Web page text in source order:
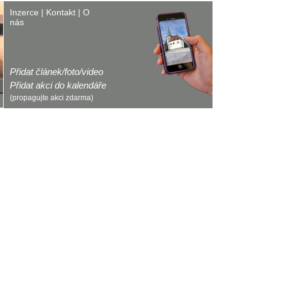
Inzerce | Kontakt | O
nás
Přidat článek/foto/video
Přidat akci do kalendáře
(propagujte akci zdarma)